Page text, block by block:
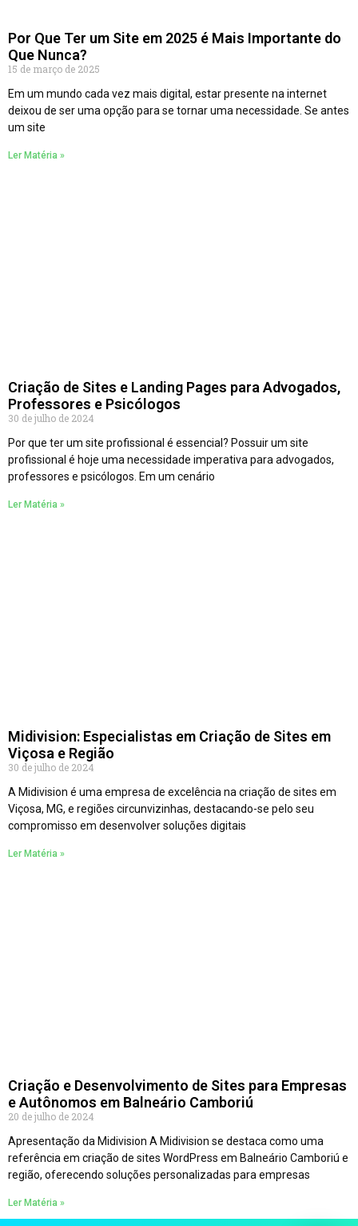
Por Que Ter um Site em 2025 é Mais Importante do
Que Nunca?
15 de março de 2025
Em um mundo cada vez mais digital, estar presente na internet
deixou de ser uma opção para se tornar uma necessidade. Se antes
um site
Ler Matéria »
Criação de Sites e Landing Pages para Advogados,
Professores e Psicólogos
30 de julho de 2024
Por que ter um site profissional é essencial? Possuir um site
profissional é hoje uma necessidade imperativa para advogados,
professores e psicólogos. Em um cenário
Ler Matéria »
Midivision: Especialistas em Criação de Sites em
Viçosa e Região
30 de julho de 2024
A Midivision é uma empresa de excelência na criação de sites em
Viçosa, MG, e regiões circunvizinhas, destacando-se pelo seu
compromisso em desenvolver soluções digitais
Ler Matéria »
Criação e Desenvolvimento de Sites para Empresas
e Autônomos em Balneário Camboriú
20 de julho de 2024
Apresentação da Midivision A Midivision se destaca como uma
referência em criação de sites WordPress em Balneário Camboriú e
região, oferecendo soluções personalizadas para empresas
Ler Matéria »